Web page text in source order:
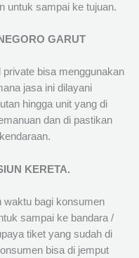
untuk sampai ke tujuan.
GARUT
bisa menggunakan
jasa ini dilayani
hingga unit yang di
dan di pastikan
KERETA.
waktu bagi konsumen
sampai ke bandara /
tiket yang sudah di
bisa di jemput